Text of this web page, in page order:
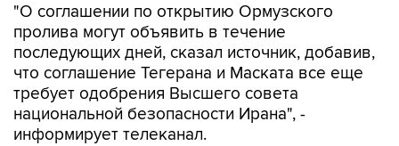
"О соглашении по открытию Ормузского
пролива могут объявить в течение
последующих дней, сказал источник, добавив,
что соглашение Тегерана и Маската все еще
требует одобрения Высшего совета
национальной безопасности Ирана", -
информирует телеканал.